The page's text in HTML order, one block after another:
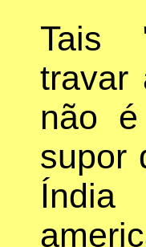
Tais
travar
não
supor